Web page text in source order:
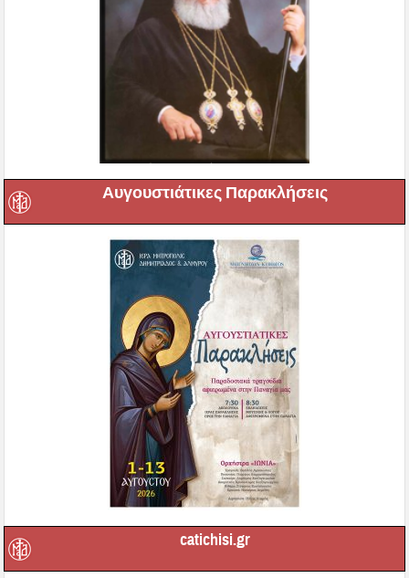
Αυγουστιάτικες Παρακλήσεις
catichisi.gr